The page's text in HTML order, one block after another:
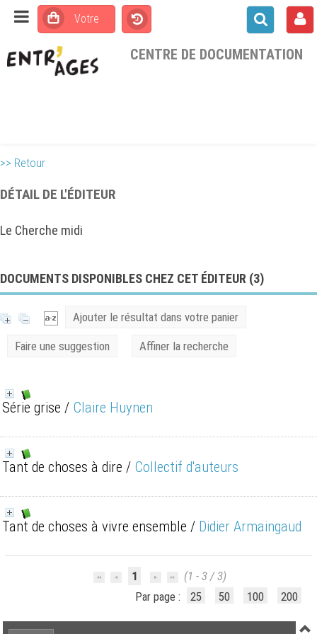
CENTRE DE DOCUMENTATION
>> Retour
DÉTAIL DE L'ÉDITEUR
Le Cherche midi
DOCUMENTS DISPONIBLES CHEZ CET ÉDITEUR (3)
Ajouter le résultat dans votre panier
Faire une suggestion Affiner la recherche
Série grise / Claire Huynen
Tant de choses à dire / Collectif d'auteurs
Tant de choses à vivre ensemble / Didier Armaingaud
1
(1 - 3 / 3)
Par page :
25 50 100 200